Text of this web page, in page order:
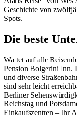
Geschichte von
Spots.
Die beste
Wartet auf alle
Pension Bolgerini Inn.
und diverse
sind sehr leicht
Berliner
Reichstag und
Einkaufszentren – Ihr